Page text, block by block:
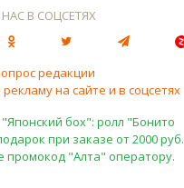
В СОЦСЕТЯХ
редакции
на сайте и в соцсетях
бох": ролл "Бонито
при заказе от 2000 руб.
промокод "Алта" оператору.